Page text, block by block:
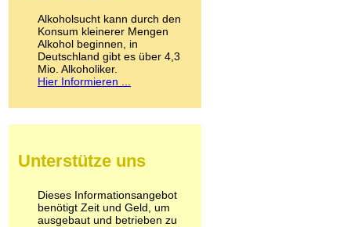
LSD
Marihuana
Medikamente
Meskalin
Metamphetamin
Methadon
Pilze
Psychopharmaka
Schlafmittel
Schmerzmittel
Alkoholsucht kann durch den
Konsum kleinerer Mengen
Alkohol beginnen, in
Deutschland gibt es über 4,3
Mio. Alkoholiker.
Hier Informieren ...
Unterstütze uns
Dieses Informationsangebot
benötigt Zeit und Geld, um
ausgebaut und betrieben zu